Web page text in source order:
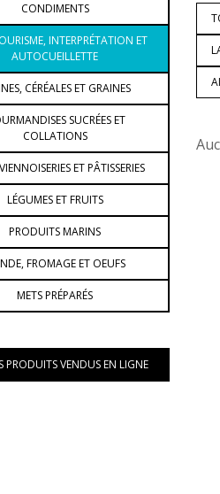
CONDIMENTS
INTERPRÉTATION ET
AUTOCUEILLETTE
CÉRÉALES ET GRAINES
SUCRÉES ET
COLLATIONS
ET PÂTISSERIES
LÉGUMES ET FRUITS
PRODUITS MARINS
FROMAGE ET OEUFS
METS PRÉPARÉS
PRODUITS VENDUS EN LIGNE